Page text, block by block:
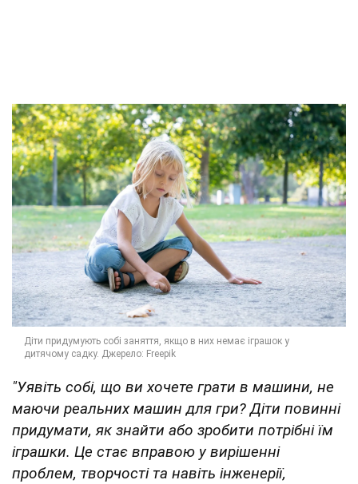
"Уявіть собі, що ви хочете грати в машини, не
маючи реальних машин для гри? Діти повинні
придумати, як знайти або зробити потрібні їм
іграшки. Це стає вправою у вирішенні
проблем, творчості та навіть інженерії,